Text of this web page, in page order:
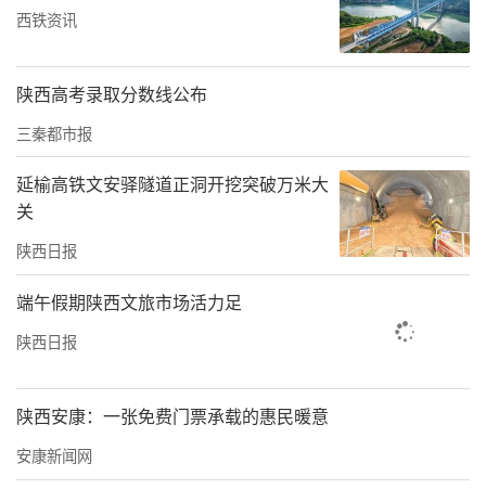
此次甘肃之行，不仅让眉县文旅资源在河西走
廊沿线得到充分展示，更通过精准对接找到了
市场拓展的着力点。下一步，眉县文旅局将认
完善地接服务体系，并借力高铁和高速交通优
势，常态化开展跨省营销，努力把“引客入
眉”工作做细做实，让更多甘肃游客走进眉
西铁资讯
陕西高考录取分数线公布
三秦都市报
延榆高铁文安驿隧道正洞开挖突破万米大
关
陕西日报
端午假期陕西文旅市场活力足
陕西日报
陕西安康：一张免费门票承载的惠民暖意
安康新闻网